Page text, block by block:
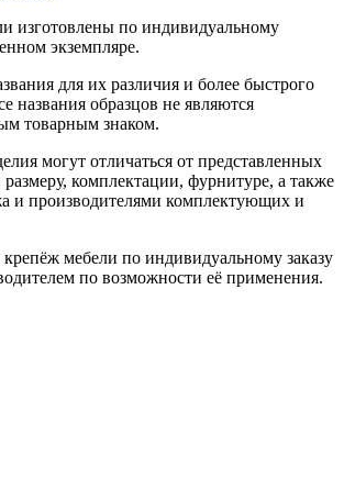
изготовлены по индивидуальному
экземпляре.
для их различия и более быстрого
названия образцов не являются
товарным знаком.
могут отличаться от представленных
размеру, комплектации, фурнитуре, а также
и производителями комплектующих и
мебели по индивидуальному заказу
по возможности её применения.